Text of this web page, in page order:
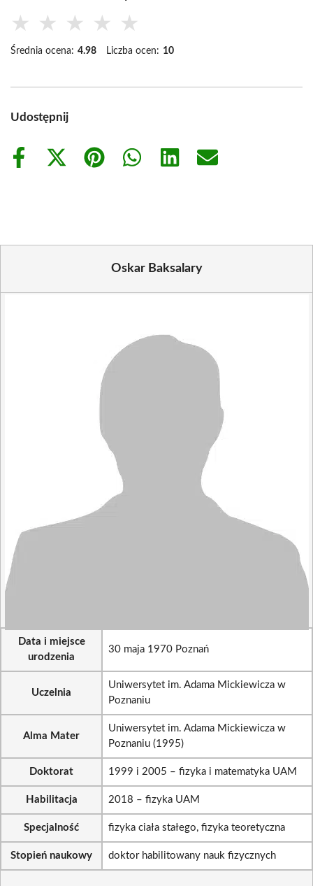
★ ★ ★ ★ ★
Średnia ocena: 4.98 Liczba ocen: 10
Udostępnij
Share
Share
Share
Share
Share
Share
Oskar Baksalary
Data i miejsce
urodzenia
30 maja 1970 Poznań
Uczelnia
Uniwersytet im. Adama Mickiewicza w
Poznaniu
Alma Mater
Uniwersytet im. Adama Mickiewicza w
Poznaniu (1995)
Doktorat 1999 i 2005 – fizyka i matematyka UAM
Habilitacja 2018 – fizyka UAM
Specjalność fizyka ciała stałego, fizyka teoretyczna
Stopień naukowy doktor habilitowany nauk fizycznych